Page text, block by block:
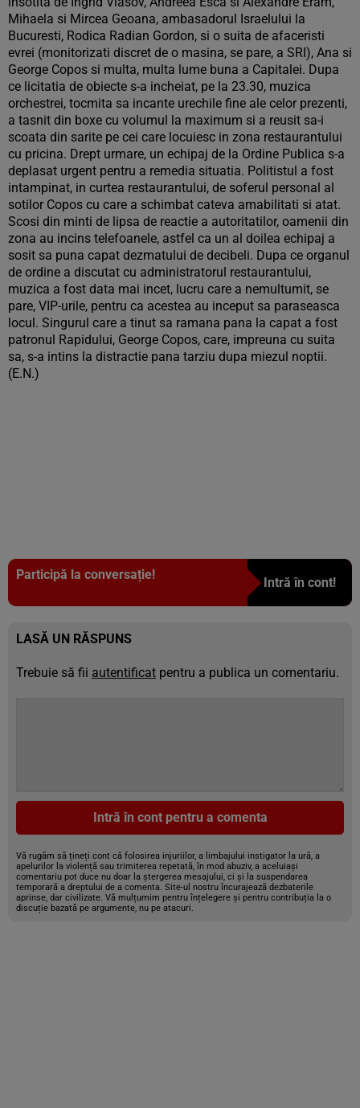
Mihaela si Mircea Geoana, ambasadorul Israelului la
Bucuresti, Rodica Radian Gordon, si o suita de afaceristi
evrei (monitorizati discret de o masina, se pare, a SRI), Ana si
George Copos si multa, multa lume buna a Capitalei. Dupa
ce licitatia de obiecte s-a incheiat, pe la 23.30, muzica
orchestrei, tocmita sa incante urechile fine ale celor prezenti,
a tasnit din boxe cu volumul la maximum si a reusit sa-i
scoata din sarite pe cei care locuiesc in zona restaurantului
cu pricina. Drept urmare, un echipaj de la Ordine Publica s-a
deplasat urgent pentru a remedia situatia. Politistul a fost
intampinat, in curtea restaurantului, de soferul personal al
sotilor Copos cu care a schimbat cateva amabilitati si atat.
Scosi din minti de lipsa de reactie a autoritatilor, oamenii din
zona au incins telefoanele, astfel ca un al doilea echipaj a
sosit sa puna capat dezmatului de decibeli. Dupa ce organul
de ordine a discutat cu administratorul restaurantului,
muzica a fost data mai incet, lucru care a nemultumit, se
pare, VIP-urile, pentru ca acestea au inceput sa paraseasca
locul. Singurul care a tinut sa ramana pana la capat a fost
patronul Rapidului, George Copos, care, impreuna cu suita
sa, s-a intins la distractie pana tarziu dupa miezul noptii.
(E.N.)
Participă la conversație!
Intră în cont!
LASĂ UN RĂSPUNS
Trebuie să fii autentificat pentru a publica un comentariu.
Intră în cont pentru a comenta
Vă rugăm să țineți cont că folosirea injuriilor, a limbajului instigator la ură, a
apelurilor la violență sau trimiterea repetată, în mod abuziv, a aceluiași
comentariu pot duce nu doar la ștergerea mesajului, ci și la suspendarea
temporară a dreptului de a comenta. Site-ul nostru încurajează dezbaterile
aprinse, dar civilizate. Vă mulțumim pentru înțelegere și pentru contribuția la o
discuție bazată pe argumente, nu pe atacuri.